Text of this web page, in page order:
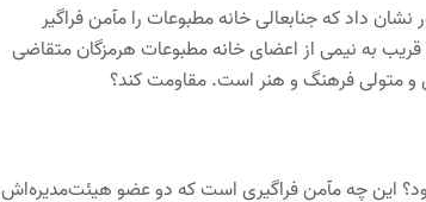
داد که جنابعالی خانه مطبوعات را مآمن فراگیر
قریب به نیمی از اعضای خانه مطبوعات هرمزگان متقاضی
و متولی فرهنگ و هنر است. مقاومت کند؟
این چه مآمن فراگیری است که دو عضو هیئت‌مدیره‌اش